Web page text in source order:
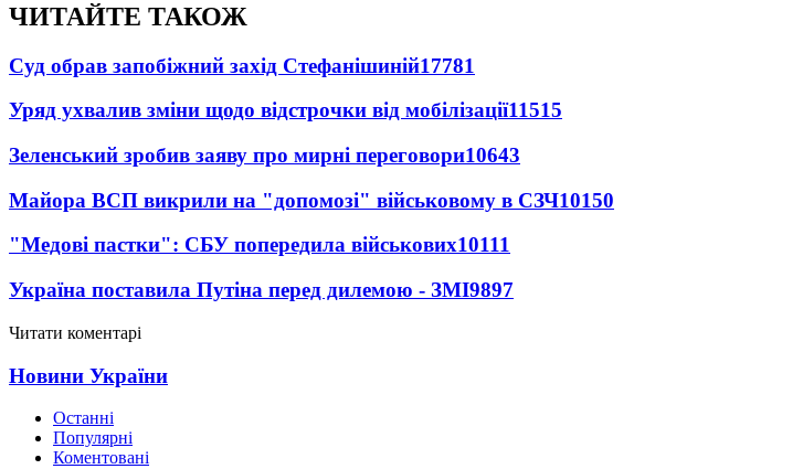
ЧИТАЙТЕ ТАКОЖ
Суд обрав запобіжний захід Стефанішиній17781
Уряд ухвалив зміни щодо відстрочки від мобілізації11515
Зеленський зробив заяву про мирні переговори10643
Майора ВСП викрили на "допомозі" військовому в СЗЧ10150
"Медові пастки": СБУ попередила військових10111
Україна поставила Путіна перед дилемою - ЗМІ9897
Читати коментарі
Новини України
Останні
Популярні
Коментовані